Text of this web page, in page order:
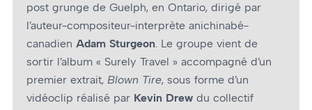
post grunge de Guelph, en Ontario, dirigé par
l’auteur-compositeur-interprète anichinabé-
canadien Adam Sturgeon. Le groupe vient de
sortir l’album « Surely Travel » accompagné d’un
premier extrait, Blown Tire, sous forme d’un
vidéoclip réalisé par Kevin Drew du collectif